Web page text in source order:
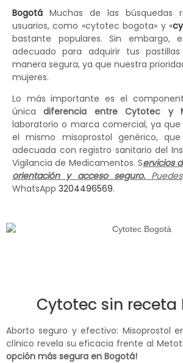
Bogotá Muchas de las búsquedas
usuarios, como «cytotec bogota» y «
bastante populares. Sin embargo,
adecuado para adquirir tus
manera segura, ya que nuestra
mujeres.
Lo más importante es el
únicadiferencia entre Cytotec y
laboratorio o marca comercial, ya
el mismo misoprostol genérico,
adecuada con registro sanitario del
Vigilancia de Medicamentos. Servicios
orientación y acceso seguro. Puedes
WhatsApp 3204496569.
Cytotec sin receta
Aborto seguro y efectivo: Misoprostol
clínico revela su eficacia frente al
opción más segura en Bogotá!